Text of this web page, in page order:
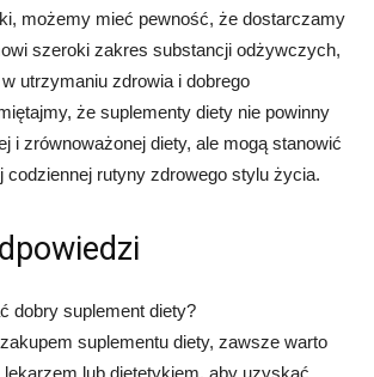
możemy mieć pewność, że dostarczamy
szeroki zakres substancji odżywczych,
utrzymaniu zdrowia i dobrego
że suplementy diety nie powinny
i zrównoważonej diety, ale mogą stanowić
codziennej rutyny zdrowego stylu życia.
dobry suplement diety?
suplementu diety, zawsze warto